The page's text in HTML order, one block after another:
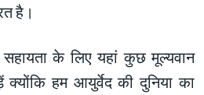
है।
के लिए यहां कुछ मूल्यवान
हम आयुर्वेद की दुनिया का